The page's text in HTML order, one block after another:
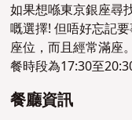
如果想喺東京銀座尋
嘅選擇! 但唔好忘記
座位，而且經常滿座
餐時段為17:30至20:30
餐廳資訊